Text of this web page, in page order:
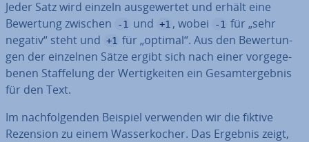
Jeder Satz wird einzeln aus­ge­wer­tet und erhält eine
Bewertung zwischen
-1 und +1 , wobei -1 für „sehr
negativ“ steht und +1 für „optimal“. Aus den Be­wer­tun­
gen der einzelnen Sätze ergibt sich nach einer vor­ge­ge­
be­nen Staf­fe­lung der Wer­tig­kei­ten ein Ge­samt­ergeb­nis
für den Text.
Im nach­fol­gen­den Beispiel verwenden wir die fiktive
Rezension zu einem Was­ser­ko­cher. Das Ergebnis zeigt,